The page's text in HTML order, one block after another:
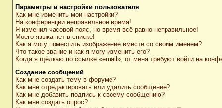
Параметры и настройки пользователя
Как мне изменить мои настройки?
На конференции неправильное время!
Я изменил часовой пояс, но время всё равно неправильное!
Моего языка нет в списке!
Как я могу поместить изображение вместе со своим именем?
Что такое звание и как я могу изменить его?
Когда я щёлкаю по ссылке «email», от меня требуют войти на
Создание сообщений
Как мне создать тему в форуме?
Как мне отредактировать или удалить сообщение?
Как мне добавить подпись к своему сообщению?
Как мне создать опрос?